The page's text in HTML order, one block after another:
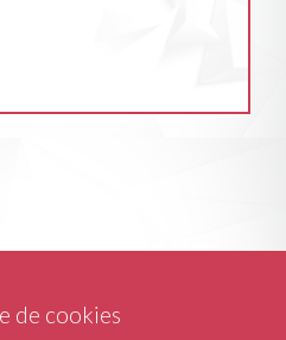
de cookies